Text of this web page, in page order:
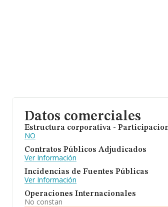
Datos comerciales
Estructura corporativa -
NO
Contratos Públicos Adjudicados
Ver Información
Incidencias de Fuentes Públicas
Ver Información
Operaciones Internacionales
No constan